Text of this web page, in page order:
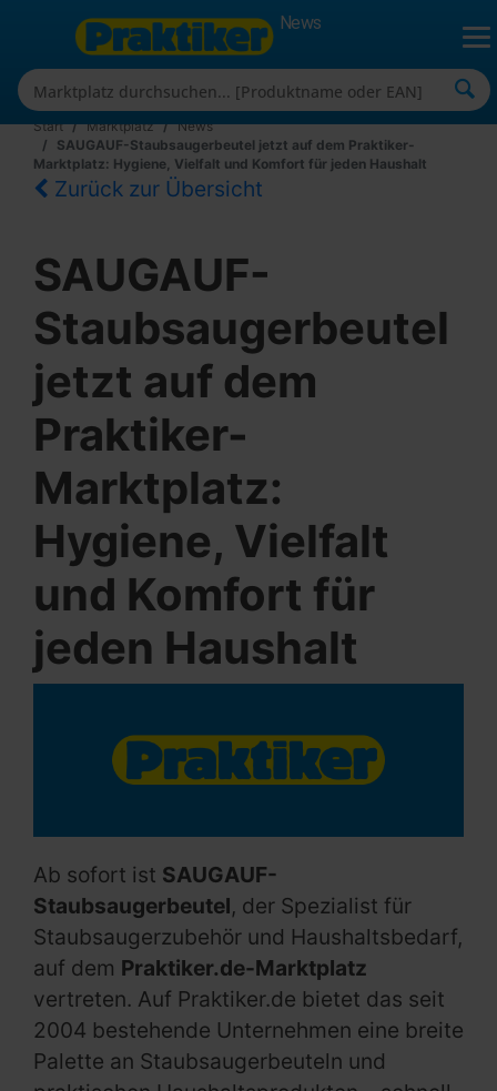
News
Start Marktplatz
News
SAUGAUF-Staubsaugerbeutel jetzt auf dem Praktiker-
Marktplatz: Hygiene, Vielfalt und Komfort für jeden Haushalt
Zurück zur Übersicht
SAUGAUF-
Staubsaugerbeutel
jetzt auf dem
Praktiker-
Marktplatz:
Hygiene, Vielfalt
und Komfort für
jeden Haushalt
Ab sofort ist SAUGAUF-
Staubsaugerbeutel, der Spezialist für
Staubsaugerzubehör und Haushaltsbedarf,
auf dem Praktiker.de-Marktplatz
vertreten. Auf Praktiker.de bietet das seit
2004 bestehende Unternehmen eine breite
Palette an Staubsaugerbeuteln und